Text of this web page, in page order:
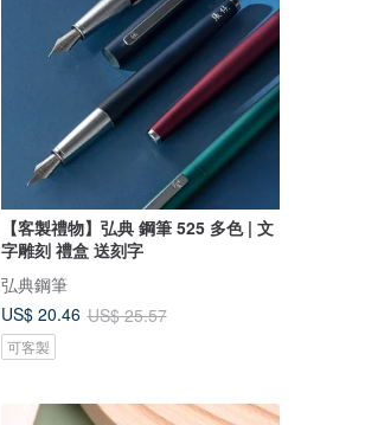
【客製禮物】弘典 鋼筆 525 多色 | 文
字雕刻 禮盒 送刻字
弘典鋼筆
US$ 20.46 US$ 25.57
可客製